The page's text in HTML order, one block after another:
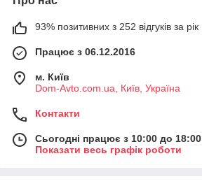
93% позитивних з 252 відгуків за рік
Працює з 06.12.2016
м. Київ
Dom-Avto.com.ua, Київ, Україна
Контакти
Сьогодні працює з 10:00 до 18:00
Показати весь графік роботи